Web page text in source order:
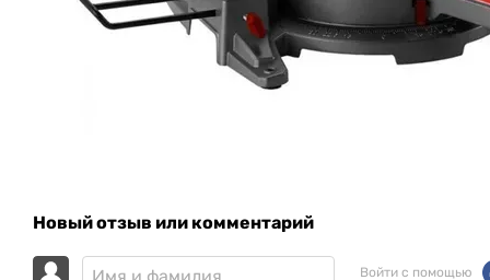
Новый отзыв или комментарий
Войти с помощью